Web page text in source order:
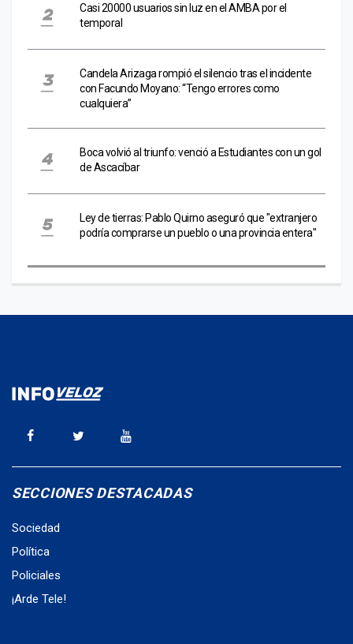
Casi 20000 usuarios sin luz en el AMBA por el
temporal
Candela Arizaga rompió el silencio tras el incidente
con Facundo Moyano: “Tengo errores como
cualquiera”
Boca volvió al triunfo: venció a Estudiantes con un gol
de Ascacíbar
Ley de tierras: Pablo Quirno aseguró que "extranjero
podría comprarse un pueblo o una provincia entera"
SECCIONES DESTACADAS
Sociedad
Política
Policiales
¡Arde Tele!